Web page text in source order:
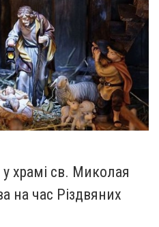
храмі св. Миколая
на час Різдвяних